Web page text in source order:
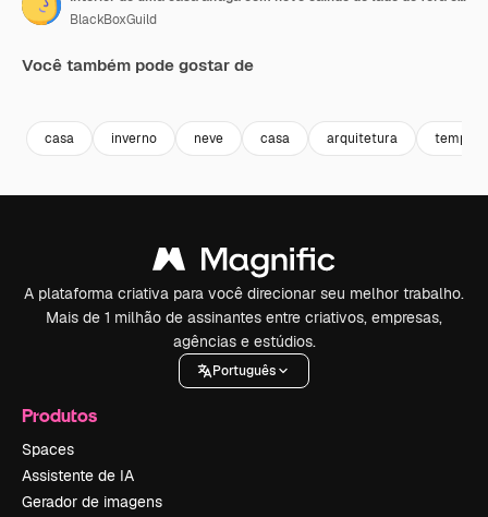
BlackBoxGuild
Você também pode gostar de
casa inverno neve casa arquitetura tempo
A plataforma criativa para você direcionar seu melhor trabalho.
Mais de 1 milhão de assinantes entre criativos, empresas,
agências e estúdios.
Português
Produtos
Spaces
Assistente de IA
Gerador de imagens